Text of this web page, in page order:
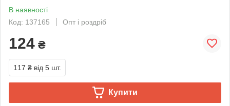
В наявності
Код: 137165
Опт і роздріб
124 ₴
117 ₴ від 5 шт.
Купити